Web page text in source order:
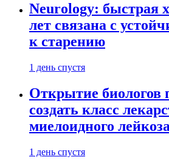
Neurology: быстрая
лет связана с
к старению
1 день спустя
Открытие биологов
создать класс
миелоидного лейкоза
1 день спустя